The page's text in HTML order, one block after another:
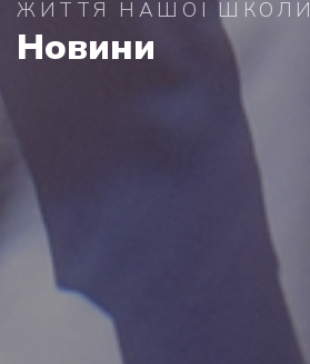
ЖИТТЯ НАШОЇ ШКОЛИ
Новини